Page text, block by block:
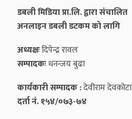
डबली मिडिया प्रा.लि. द्वारा संचालित
अनलाइन डबली डटकम को लागि
अध्यक्षःदिपेन्द्र रावल
सम्पादकःधनन्‍जय बुढा
कार्यकारी सम्पादक :देवीराम देवकोटा
दर्ता नं. १५४/०७३-७४